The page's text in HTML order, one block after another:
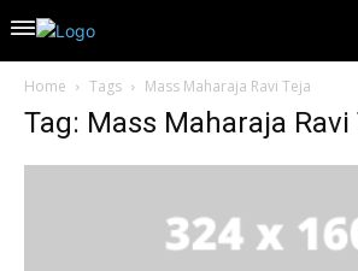
Home Tags Mass Maharaja Ravi Teja
Tag: Mass Maharaja Ravi